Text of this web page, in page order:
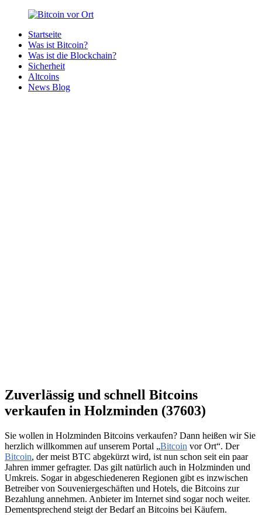
Zurück
Inhalt
Bitcoin
Bitcoins
deiner
Region
Startseite
Was ist Bitcoin?
Was ist die Blockchain?
Sicherheit
Altcoins
News Blog
Zuverlässig und schnell Bitcoins
verkaufen in Holzminden (37603)
Sie wollen in Holzminden Bitcoins verkaufen? Dann heißen wir Sie
herzlich willkommen auf unserem Portal „Bitcoin vor Ort“. Der
Bitcoin, der meist BTC abgekürzt wird, ist nun schon seit ein paar
Jahren immer gefragter. Das gilt natürlich auch in Holzminden und
Umkreis. Sogar in abgeschiedeneren Regionen gibt es inzwischen
Betreiber von Souveniergeschäften und Hotels, die Bitcoins zur
Bezahlung annehmen. Anbieter im Internet sind sogar noch weiter.
Dementsprechend steigt der Bedarf an Bitcoins bei Käufern.